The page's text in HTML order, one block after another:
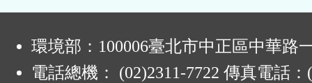
環境部：100006臺北市中正區中華路
電話總機： (02)2311-7722 傳真電話：